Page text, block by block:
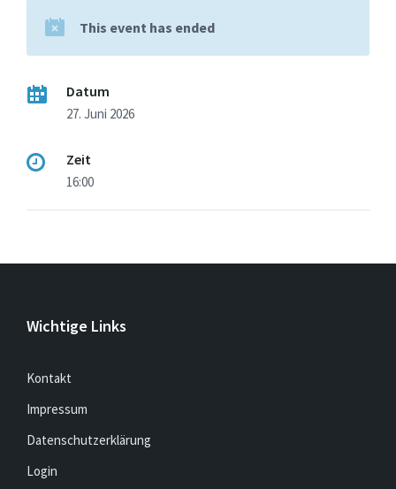
This event has ended
Datum
27. Juni 2026
Zeit
16:00
Wichtige Links
Kontakt
Impressum
Datenschutzerklärung
Login